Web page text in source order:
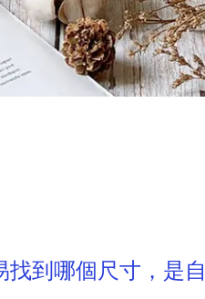
到哪個尺寸，是